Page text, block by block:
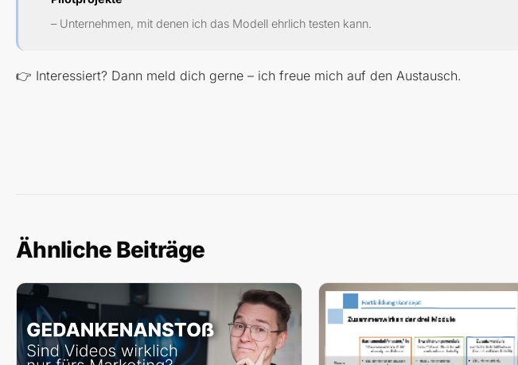
– Unternehmen, mit denen ich das Modell ehrlich testen kann.
👉 Interessiert? Dann meld dich gerne – ich freue mich auf den Austausch.
Ähnliche Beiträge